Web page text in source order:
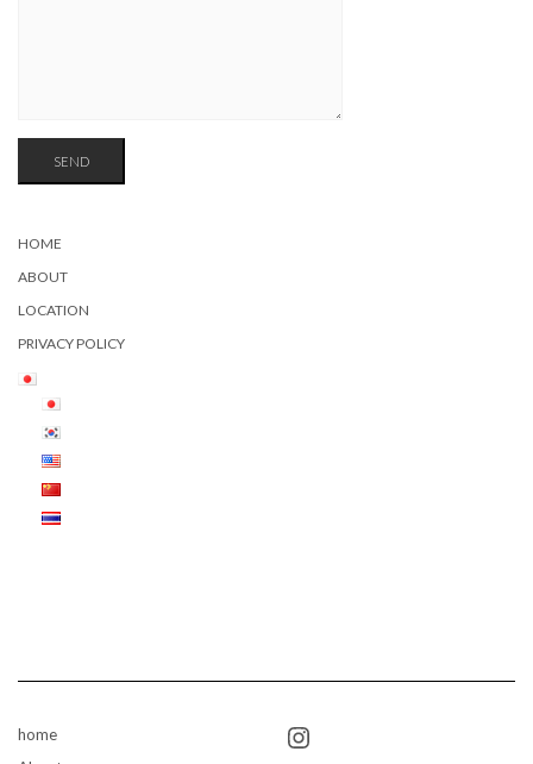
HOME
ABOUT
LOCATION
PRIVACY POLICY
home
Instagram